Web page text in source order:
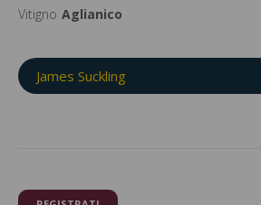
Vitigno Aglianico
James Suckling